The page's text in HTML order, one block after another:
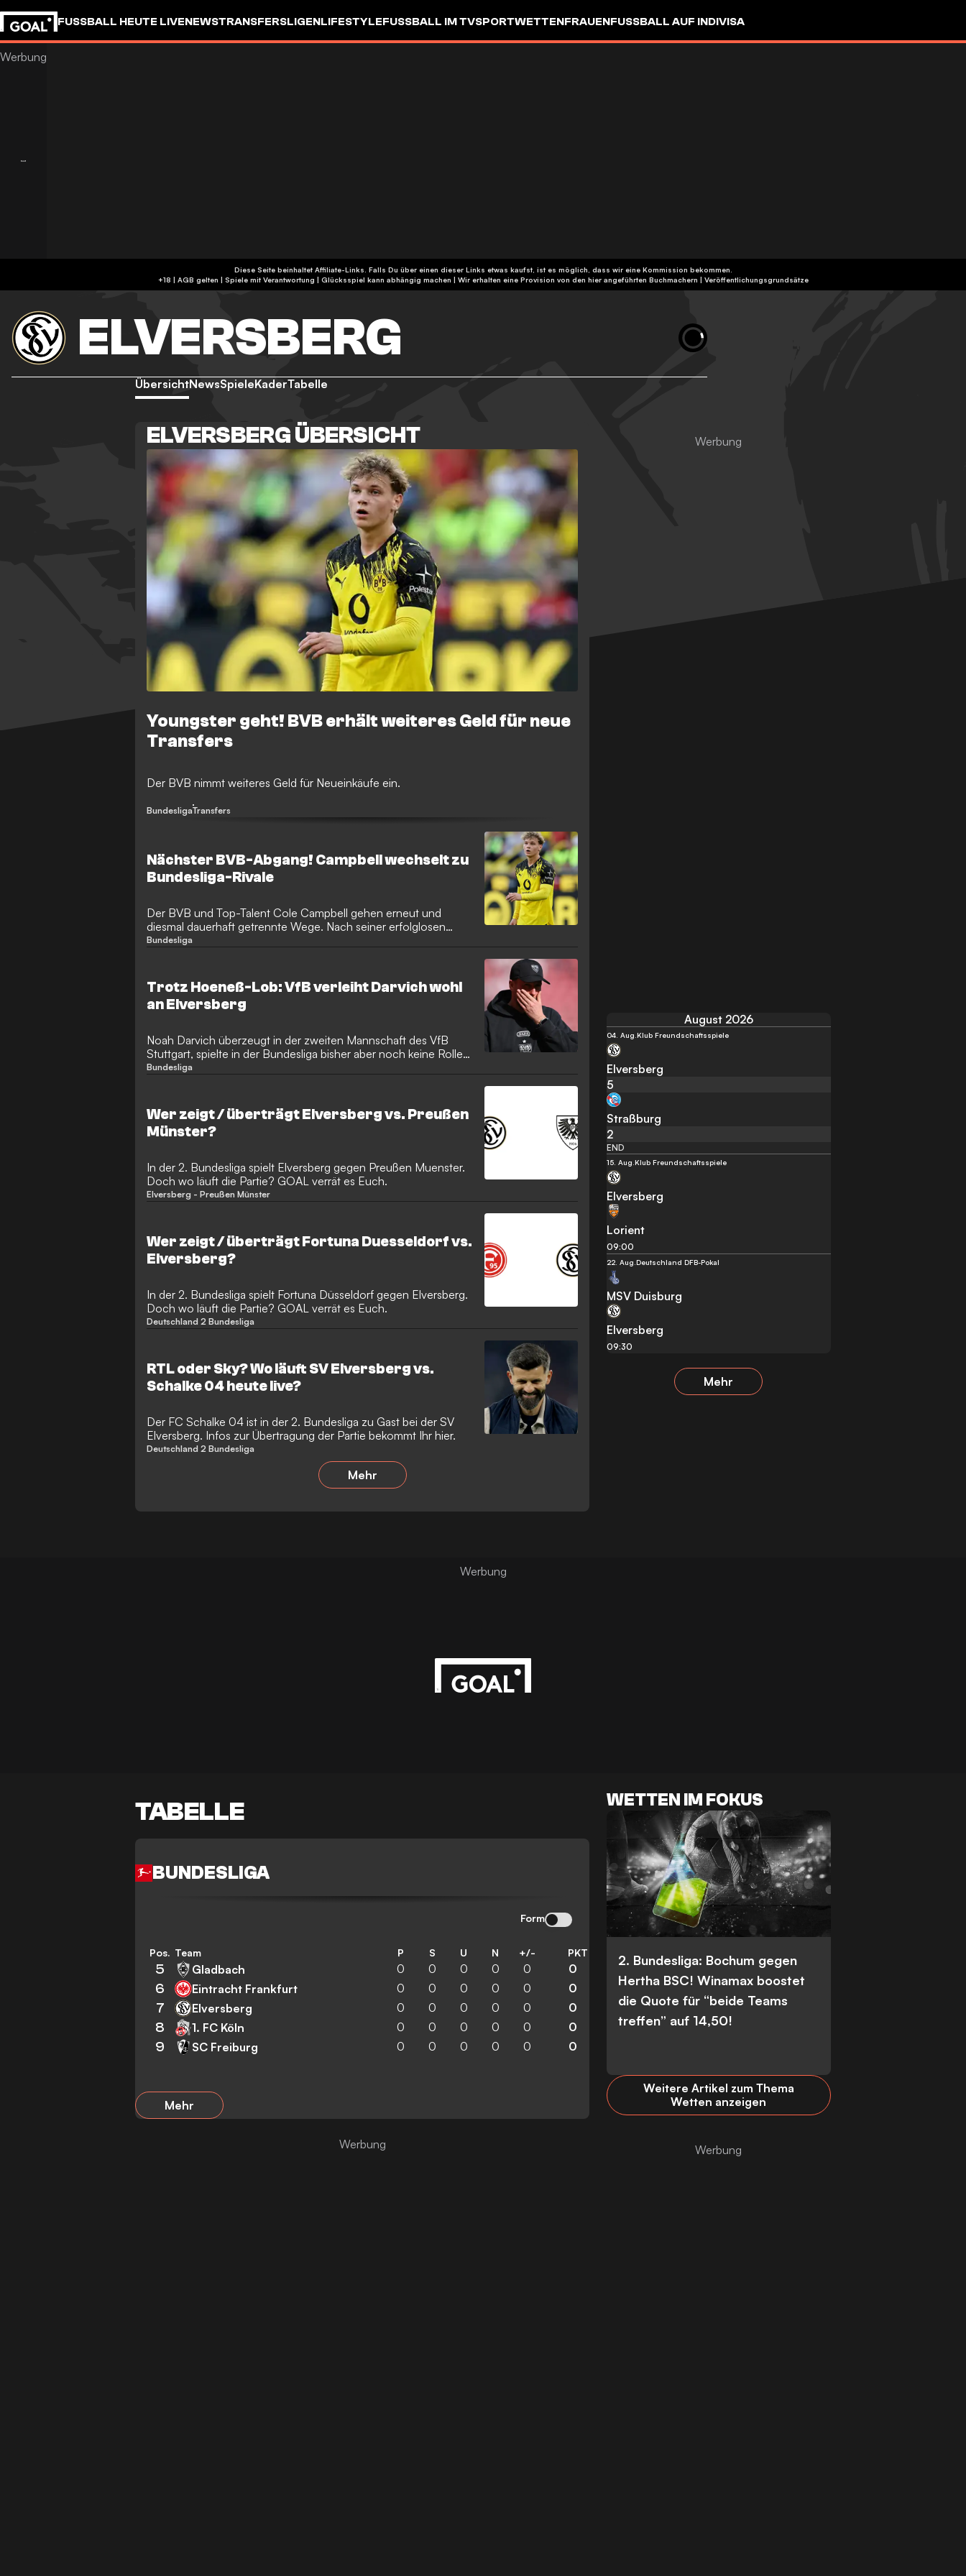
FUSSBALL HEUTE LIVENEWSTRANSFERSLIGENLIFESTYLEFUSSBALL IM TV SPORTWETTENFRAUENFUSSBALL AUF INDIVISA
Diese Seite beinhaltet Affiliate-Links. Falls Du über einen dieser Links etwas kaufst, ist es möglich, dass wir eine Kommission bekommen.
+18 | AGB gelten | Spiele mit Verantwortung | Glücksspiel kann abhängig machen | Wir erhalten eine Provision von den hier angeführten Buchmachern | Veröffentlichungsgrundsätze
ELVERSBERG
ÜbersichtNewsSpieleKaderTabelle
ELVERSBERG ÜBERSICHT
Youngster geht! BVB erhält weiteres Geld für neue
Transfers
Der BVB nimmt weiteres Geld für Neueinkäufe ein.
BundesligaTransfers
Nächster BVB-Abgang! Campbell wechselt zu
Bundesliga-Rivale
Der BVB und Top-Talent Cole Campbell gehen erneut und
diesmal dauerhaft getrennte Wege. Nach seiner erfolglosen
Leihe wechselt er erneut innerhalb der Bundesliga.
Bundesliga
Trotz Hoeneß-Lob: VfB verleiht Darvich wohl
an Elversberg
Noah Darvich überzeugt in der zweiten Mannschaft des VfB
Stuttgart, spielte in der Bundesliga bisher aber noch keine Rolle.
Das könnte sich nächste Saison ändern.
Bundesliga
Wer zeigt / überträgt Elversberg vs. Preußen
Münster?
In der 2. Bundesliga spielt Elversberg gegen Preußen Muenster.
Doch wo läuft die Partie? GOAL verrät es Euch.
Elversberg - Preußen Münster
Wer zeigt / überträgt Fortuna Duesseldorf vs.
Elversberg?
In der 2. Bundesliga spielt Fortuna Düsseldorf gegen Elversberg.
Doch wo läuft die Partie? GOAL verrät es Euch.
Deutschland 2 Bundesliga
RTL oder Sky? Wo läuft SV Elversberg vs.
Schalke 04 heute live?
Der FC Schalke 04 ist in der 2. Bundesliga zu Gast bei der SV
Elversberg. Infos zur Übertragung der Partie bekommt Ihr hier.
Deutschland 2 Bundesliga
Mehr
August 2026
04. Aug. Klub Freundschaftsspiele
Elversberg
5
Straßburg
2
END
15. Aug. Klub Freundschaftsspiele
Elversberg
Lorient
09:00
22. Aug. Deutschland DFB-Pokal
MSV Duisburg
Elversberg
09:30
Mehr
TABELLE
BUNDESLIGA
Form
Pos. Team P S U N +/- PKT
5 Gladbach 0 0 0 0 0 0
6 Eintracht Frankfurt 0 0 0 0 0 0
7 Elversberg 0 0 0 0 0 0
8 1. FC Köln 0 0 0 0 0 0
9 SC Freiburg 0 0 0 0 0 0
Mehr
WETTEN IM FOKUS
2. Bundesliga: Bochum gegen
Hertha BSC! Winamax boostet
die Quote für “beide Teams
treffen” auf 14,50!
Weitere Artikel zum Thema
Wetten anzeigen